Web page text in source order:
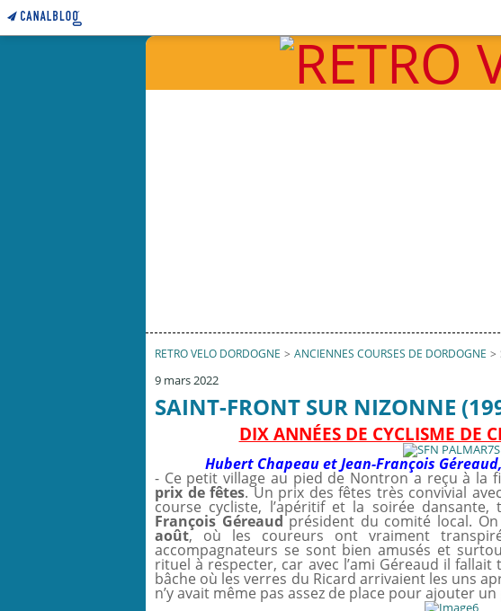
RETRO VELO DORDOGNE > ANCIENNES COURSES DE DORDOGNE >
9 mars 2022
SAINT-FRONT SUR NIZONNE
DIX ANNÉES DE CYCLISME DE
Hubert Chapeau et Jean-François
- Ce petit village au pied de Nontron a reçu à la
prix de fêtes. Un prix des fêtes très convivial
course cycliste, l’apéritif et la soirée
François Géreaudprésident du comité local.
août, où les coureurs ont vraiment
accompagnateurs se sont bien amusés et
rituel à respecter, car avec l’ami Géreaud il
bâche où les verres du Ricard arrivaient les uns
n’y avait même pas assez de place pour ajouter